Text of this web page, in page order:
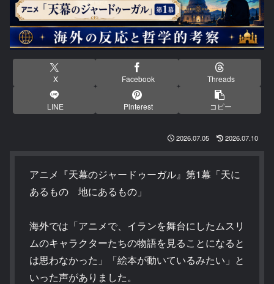
X Facebook Threads
LINE Pinterest コピー
2026.07.05 2026.07.10
アニメ『天幕のジャードゥーガル』第1幕「天に
あるもの 地にあるもの」
海外では「アニメで、イランを舞台にしたムスリ
ムのキャラクターたちの物語を見ることになると
は思わなかった」「絵本が動いているみたい」と
いった声がありました。